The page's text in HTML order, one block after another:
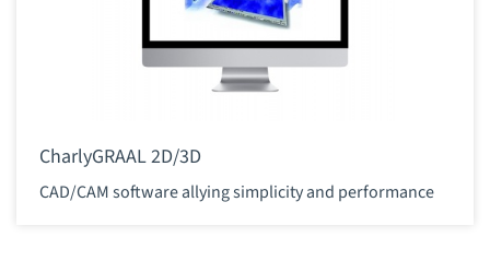
CharlyGRAAL 2D/3D
CAD/CAM software allying simplicity and performance